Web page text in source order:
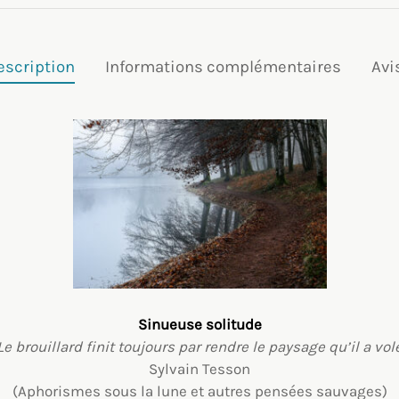
Informations complémentaires
Sinueuse solitude
brouillard finit toujours par rendre le paysage qu’il a
Sylvain Tesson
(Aphorismes sous la lune et autres pensées sauvages)